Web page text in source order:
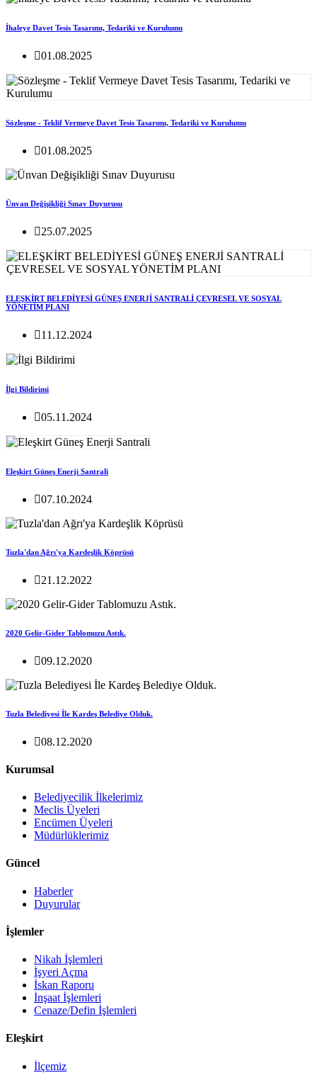
İhaleye Davet Tesis Tasarımı, Tedariki ve Kurulumu
01.08.2025
Sözleşme - Teklif Vermeye Davet Tesis Tasarımı, Tedariki ve Kurulumu
01.08.2025
Ünvan Değişikliği Sınav Duyurusu
25.07.2025
ELEŞKİRT BELEDİYESİ GÜNEŞ ENERJİ SANTRALİ ÇEVRESEL VE SOSYAL
YÖNETİM PLANI
11.12.2024
İlgi Bildirimi
05.11.2024
Eleşkirt Güneş Enerji Santrali
07.10.2024
Tuzla'dan Ağrı'ya Kardeşlik Köprüsü
21.12.2022
2020 Gelir-Gider Tablomuzu Astık.
09.12.2020
Tuzla Belediyesi İle Kardeş Belediye Olduk.
08.12.2020
Kurumsal
Belediyecilik İlkelerimiz
Meclis Üyeleri
Encümen Üyeleri
Müdürlüklerimiz
Güncel
Haberler
Duyurular
İşlemler
Nikah İşlemleri
İşyeri Açma
İskan Raporu
İnşaat İşlemleri
Cenaze/Defin İşlemleri
Eleşkirt
İlçemiz